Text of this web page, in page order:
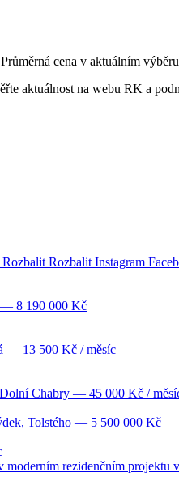
cena v aktuálním
aktuálnost na webu RK a
Rozbalit Instagram
— 8 190 000 Kč
— 13 500 Kč / měsíc
Chabry — 45 000 Kč /
Tolstého — 5 500 000 Kč
moderním rezidenčním projektu